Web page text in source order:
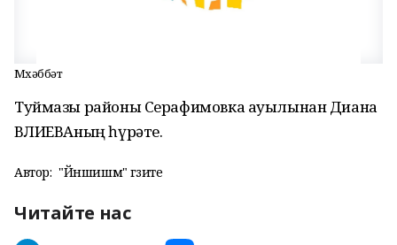
Мөхәббәт
Туймазы районы Серафимовка ауылынан Диана
ВӘЛИЕВАның һүрәте.
Автор: "Йәншишмә" гәзите
Читайте нас